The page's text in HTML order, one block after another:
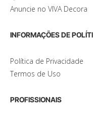
Anuncie no VIVA Decora
INFORMAÇÕES DE
Política de Privacidade
Termos de Uso
PROFISSIONAIS